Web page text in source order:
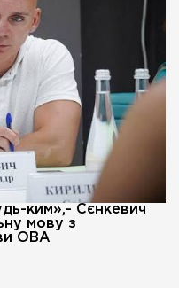
ким»,- Сєнкевич
мову з
ОВА